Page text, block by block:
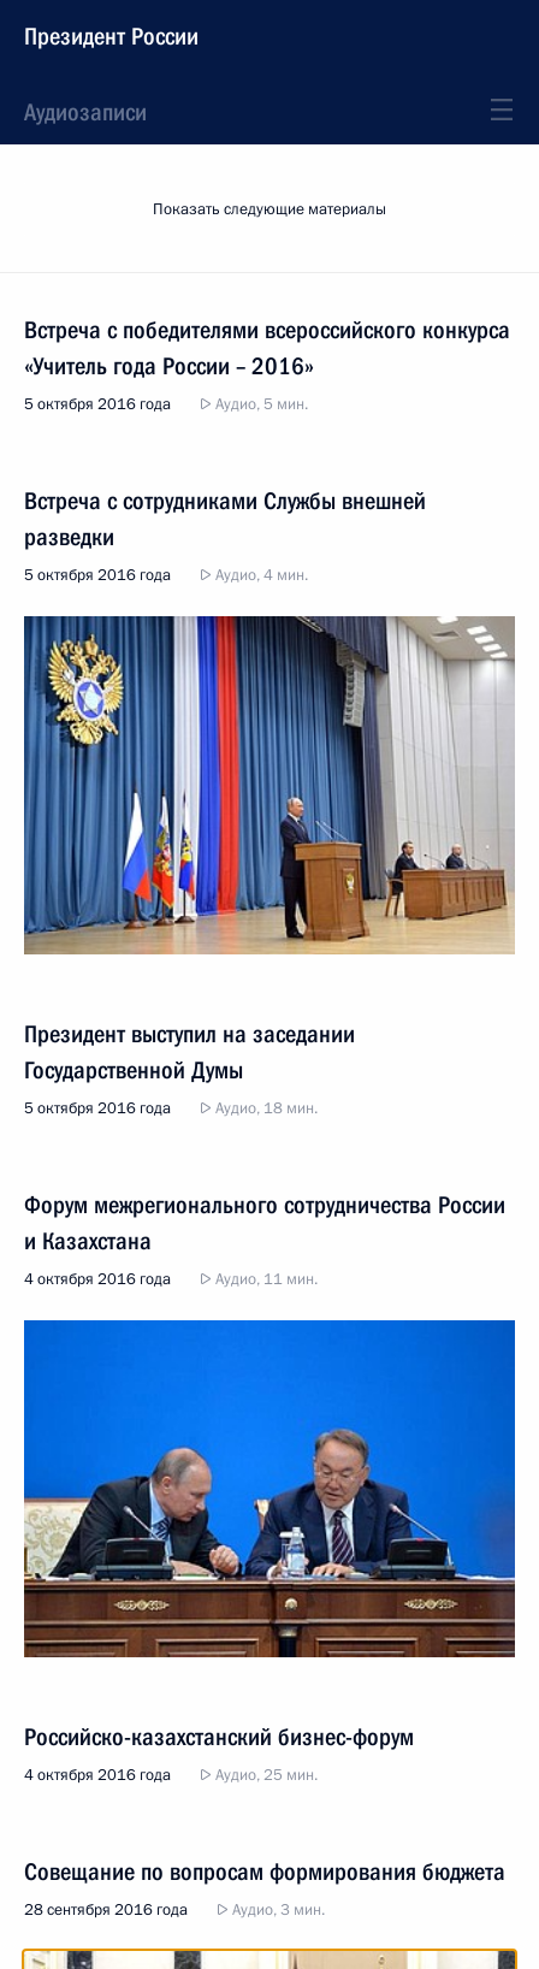
Президент России
Аудиозаписи
Показать следующие материалы
Встреча с победителями всероссийского конкурса
«Учитель года России – 2016»
5 октября 2016 года Аудио, 5 мин.
Встреча с сотрудниками Службы внешней
разведки
5 октября 2016 года Аудио, 4 мин.
Президент выступил на заседании
Государственной Думы
5 октября 2016 года Аудио, 18 мин.
Форум межрегионального сотрудничества России
и Казахстана
4 октября 2016 года Аудио, 11 мин.
Российско-казахстанский бизнес-форум
4 октября 2016 года Аудио, 25 мин.
Совещание по вопросам формирования бюджета
28 сентября 2016 года Аудио, 3 мин.